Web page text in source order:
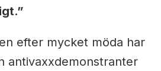
efter mycket möda har
antivaxxdemonstranter